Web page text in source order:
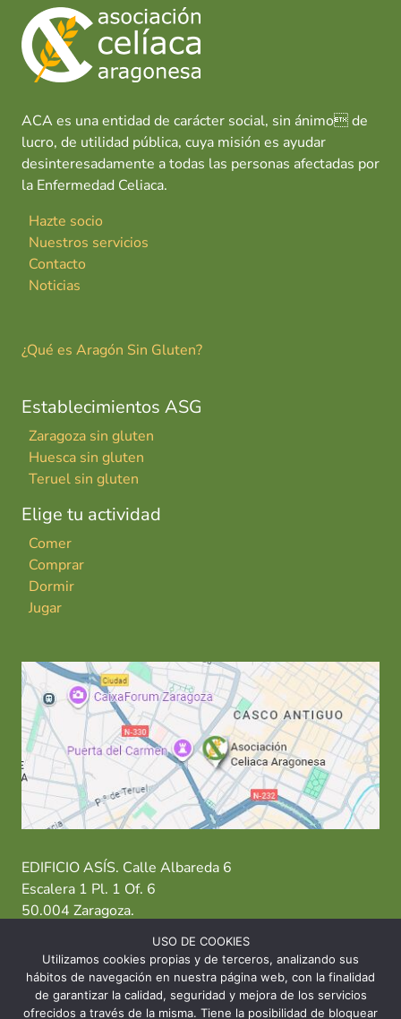
ACA es una entidad de carácter social, sin ánimo de
lucro, de utilidad pública, cuya misión es ayudar
desinteresadamente a todas las personas afectadas por
la Enfermedad Celiaca.
Hazte socio
Nuestros servicios
Contacto
Noticias
¿Qué es Aragón Sin Gluten?
Establecimientos ASG
Zaragoza sin gluten
Huesca sin gluten
Teruel sin gluten
Elige tu actividad
Comer
Comprar
Dormir
Jugar
EDIFICIO ASÍS. Calle Albareda 6
Escalera 1 Pl. 1 Of. 6
50.004 Zaragoza.
T: 976 484 949 M: 635 638 563
Sede Zaragoza·Sede Huesca· Sede Teruel
USO DE COOKIES
Utilizamos cookies propias y de terceros, analizando sus
hábitos de navegación en nuestra página web, con la finalidad
de garantizar la calidad, seguridad y mejora de los servicios
ofrecidos a través de la misma. Tiene la posibilidad de bloquear